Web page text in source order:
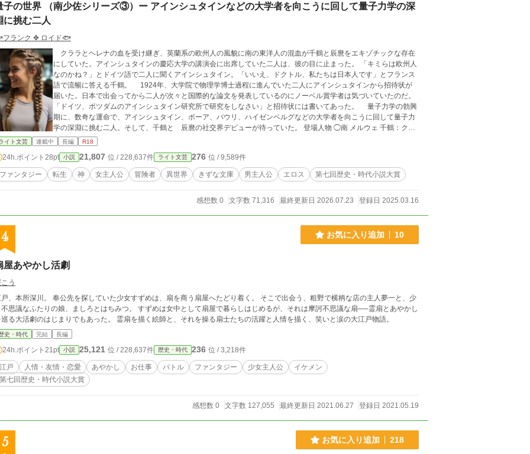
子の世界 （南少佐シリーズ③）ー アインシュタインなどの大学者を向こうに回して量子力学の深
に挑む二人
フランク ✥ ロイド🐟
クララとヘレナの血を受け継ぎ、英蘭系の欧州人の風貌に南の東洋人の混血が千鶴と辰麿をエキゾチックな存在
にしていた。アインシュタインの慶応大学の講演会に出席していた二人は、彼の目に止まった。 「キミらは欧州人
なのかね？」とドイツ語で二人に聞くアインシュタイン。「いいえ、ドクトル、私たちは日本人です」とフランス
語で流暢に答える千鶴。 1924年、大学院で物理学博士過程に進んでいた二人にアインシュタインから招待状が
届いた。日本で出会ってから二人が次々と国際的な論文を発表しているのにノーベル賞学者は気づいていたのだ。
「ドイツ、ポツダムのアインシュタイン研究所で研究をしなさい」と招待状には書いてあった。 量子力学の勃興
期に、数奇な運命で、アインシュタイン、ボーア、パウリ、ハイゼンベルグなどの大学者を向こうに回して量子力
学の深淵に挑む二人。そして、千鶴と 辰麿の社交界デビューが待っていた。 登場人物 ◯南 メルウェ 千鶴：クラ
ラと少佐の娘で、辰麿（たつま）の姉、1924年、22歳 ◯南 メルウェ 辰麿：ヘレナと少佐の息子で、千鶴の弟。戸
ファン・デル・メルウェ： 英国とのボーア戦争で没落した農園領主の娘。南アフリカのボーア人（アフリカーナ
ー）、金髪碧眼で奔放な性格。南少佐のメイドで、後にクララと南の養女、38歳 ◯クララ・ファン・デル・メルウ
ェ： ヘレナの母方の若い叔母。38歳の美女。敬虔なクリスチャンで姪のヘレナ、アビツェ・マリアム姉妹と南の
った若い中国人家政婦。美貌と流暢な英語で南を誘惑するが拒絶される。 ◯アビツェ・ケベデ：エチオピア人の12
https://www.alphapolis.co.jp/novel/913345710/337946726 🔴中華の蠱惑 https://www.alphapolis.co.jp/novel/91334
イト文芸 連載中 長編 R18
24h.ポイント 28pt 小説 21,807 位 / 228,637件 ライト文芸 276 位 / 9,589件
ファンタジー 転生 神 女主人公 冒険者 異世界 きずな文庫 男主人公 エロス 第七回歴史・時代小説大賞
感想数 0 文字数 71,316 最終更新日 2026.07.23 登録日 2025.03.16
4 お気に入り追加 10
屋あやかし活劇
う
、本所深川。 奉公先を探していた少女すずめは、扇を商う扇屋へたどり着く。 そこで出会う、粗野で横柄な店の主人夢一と、少
思議なふたりの娘、ましろとはちみつ。 すずめは女中として扇屋で暮らしはじめるが、それは摩訶不思議な扇──霊扇とあやかし
る大活劇のはじまりでもあった。 霊扇を描く絵師と、それを操る扇士たちの活躍と人情を描く、笑いと涙の大江戸物語。
史・時代 完結 長編
24h.ポイント 21pt 小説 25,121 位 / 228,637件 歴史・時代 236 位 / 3,218件
江戸 人情・友情・恋愛 あやかし お仕事 バトル ファンタジー 少女主人公
イケメン
第七回歴史・時代小説大賞
感想数 0 文字数 127,055 最終更新日 2021.06.27 登録日 2021.05.19
5 お気に入り追加 218